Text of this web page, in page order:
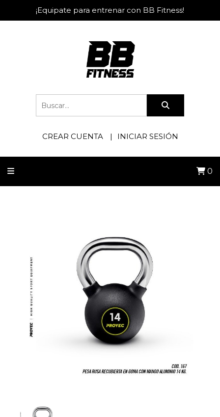
¡Equipate para entrenar con BB Fitness!
CREAR CUENTA INICIAR SESIÓN
0